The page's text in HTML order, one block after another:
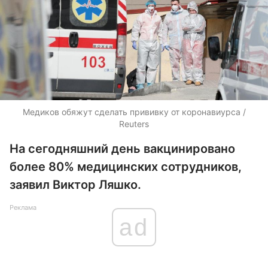
Медиков обяжут сделать прививку от коронавиурса /
Reuters
На сегодняшний день вакцинировано
более 80% медицинских сотрудников,
заявил Виктор Ляшко.
Реклама
ad